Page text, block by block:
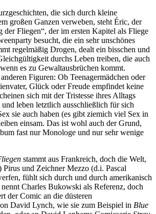
die sich durch kleine
großen Ganzen verweben, steht Éric, der
der Fliegen“, der im ersten Kapitel als Fliege
besucht, die ein sehr unschönes
regelmäßig Drogen, dealt ein bisschen und
durchs Leben treiben, die auch
es zu Gewaltausbrüchen kommt.
Figuren: Ob Teenagermädchen oder
Glück oder Freude empfindet keine
sich mit der Tristesse ihres Alltags
und leben letztlich ausschließlich für sich
sie auch haben (es gibt ziemich viel Sex in
einsam. Das ist wohl auch der Grund,
fast nur Monologe und nur sehr wenige
stammt aus Frankreich, doch die Welt,
Pirus und Zeichner Mezzo (d.i. Pascal
fühlt sich durch und durch amerikanisch
Charles Bukowski als Referenz, doch
der Comic an die düsteren
David Lynch, wie sie zum Beispiel in Blue